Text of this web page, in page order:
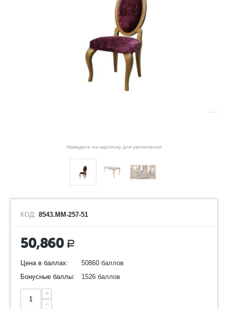
Наведите на картинку для увеличения
КОД: 8543.ММ-257-51
50,860 Р
Цена в баллах:
50860 баллов
Бонусные баллы:
1526 баллов
+
−